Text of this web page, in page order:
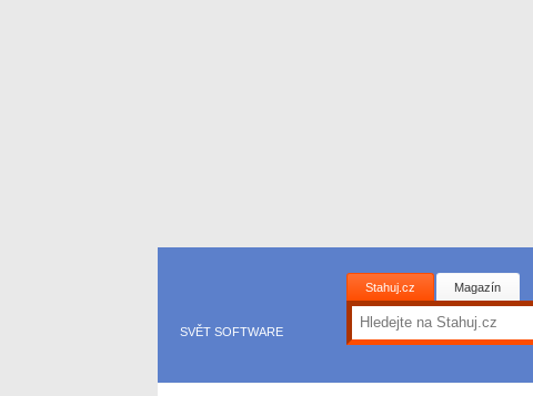
SVĚT SOFTWARE
Stahuj.cz Magazín